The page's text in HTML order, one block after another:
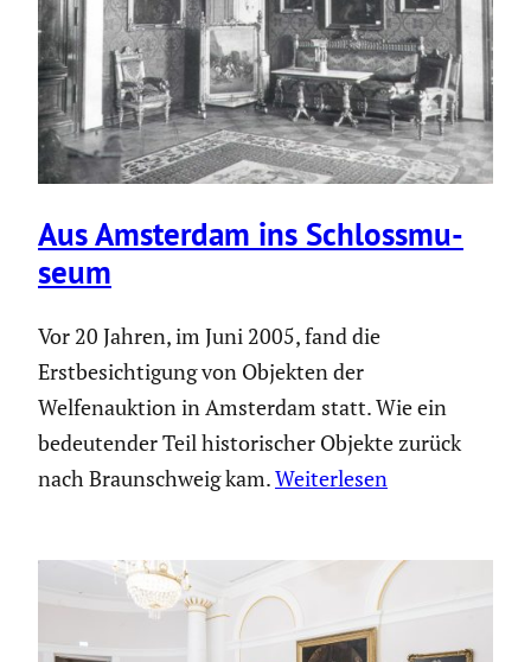
Aus Amsterdam ins Schloss­mu­
seum
Vor 20 Jahren, im Juni 2005, fand die
Erstbesichtigung von Objekten der
Welfenauktion in Amsterdam statt. Wie ein
bedeutender Teil historischer Objekte zurück
nach Braunschweig kam.Weiterlesen